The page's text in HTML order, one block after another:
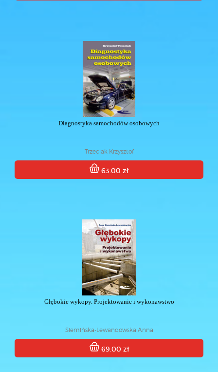
Diagnostyka samochodów osobowych
Trzeciak Krzysztof
63.00 zł
Głębokie wykopy. Projektowanie i wykonawstwo
Siemińska-Lewandowska Anna
69.00 zł